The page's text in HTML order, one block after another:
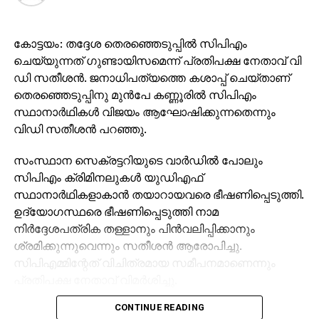
കോട്ടയം: തദ്ദേശ തെരഞ്ഞെടുപ്പില്‍ സിപിഎം
ചെയ്യുന്നത് ഗുണ്ടായിസമെന്ന് പ്രതിപക്ഷ നേതാവ് വി
ഡി സതീശന്‍. ജനാധിപത്യത്തെ കശാപ്പ് ചെയ്താണ്
തെരഞ്ഞെടുപ്പിനു മുന്‍പേ കണ്ണൂരില്‍ സിപിഎം
സ്ഥാനാര്‍ഥികള്‍ വിജയം ആഘോഷിക്കുന്നതെന്നും
വിഡി സതീശന്‍ പറഞ്ഞു.
സംസ്ഥാന സെക്രട്ടറിയുടെ വാര്‍ഡില്‍ പോലും
സിപിഎം ക്രിമിനലുകള്‍ യുഡിഎഫ്
സ്ഥാനാര്‍ഥികളാകാന്‍ തയാറായവരെ ഭീഷണിപ്പെടുത്തി.
ഉദ്യോഗസ്ഥരെ ഭീഷണിപ്പെടുത്തി നാമ
നിര്‍ദ്ദേശപത്രിക തള്ളാനും പിന്‍വലിപ്പിക്കാനും
ശ്രമിക്കുന്നുവെന്നും സതീശന്‍ ആരോപിച്ചു.
സിപിഎമ്മിന്റേത് വിചിത്രമായ സമീപനമാണെന്നും
സംസ്ഥാനത്ത് ഇതുവരെയും കാണാത്ത രീതികളാണ്
CONTINUE READING